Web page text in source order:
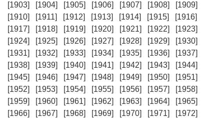
[1903]
[1904] [1905] [1906] [1907] [1908]
[1909]
[1910]
[1911] [1912] [1913] [1914] [1915]
[1916]
[1917]
[1918] [1919] [1920] [1921] [1922]
[1923]
[1924]
[1925] [1926] [1927] [1928] [1929]
[1930]
[1931]
[1932] [1933] [1934] [1935] [1936]
[1937]
[1938]
[1939] [1940] [1941] [1942] [1943]
[1944]
[1945]
[1946] [1947] [1948] [1949] [1950]
[1951]
[1952]
[1953] [1954] [1955] [1956] [1957]
[1958]
[1959]
[1960] [1961] [1962] [1963] [1964]
[1965]
[1966]
[1967] [1968] [1969] [1970] [1971]
[1972]